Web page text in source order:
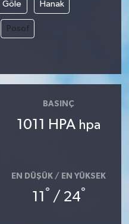
Göle Hanak
Posof
BASINÇ
1011 HPA hpa
EN DÜŞÜK / EN YÜKSEK
11 ° / 24°